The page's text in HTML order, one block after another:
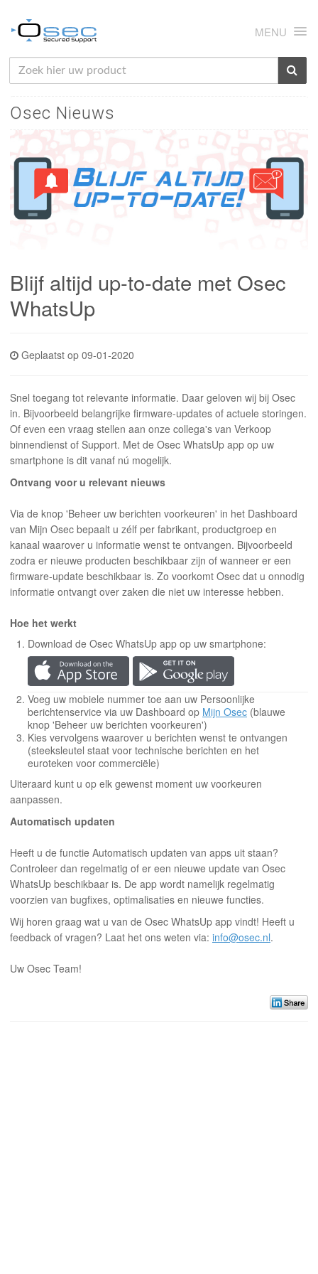
MENU
HOME
OVER ONS
PRODUCTEN
SUPPORT
CONTACT
INLOGGEN
Osec Nieuws
Blijf altijd up-to-date met Osec
WhatsUp
Geplaatst op 09-01-2020
Snel toegang tot relevante informatie. Daar geloven wij bij Osec
in. Bijvoorbeeld belangrijke firmware-updates of actuele storingen.
Of even een vraag stellen aan onze collega's van Verkoop
binnendienst of Support. Met de Osec WhatsUp app op uw
smartphone is dit vanaf nú mogelijk.
Ontvang voor u relevant nieuws
Via de knop 'Beheer uw berichten voorkeuren' in het Dashboard
van Mijn Osec bepaalt u zélf per fabrikant, productgroep en
kanaal waarover u informatie wenst te ontvangen. Bijvoorbeeld
zodra er nieuwe producten beschikbaar zijn of wanneer er een
firmware-update beschikbaar is. Zo voorkomt Osec dat u onnodig
informatie ontvangt over zaken die niet uw interesse hebben.
Hoe het werkt
Download de Osec WhatsUp app op uw smartphone:
Voeg uw mobiele nummer toe aan uw Persoonlijke
berichtenservice via uw Dashboard op Mijn Osec (blauwe
knop 'Beheer uw berichten voorkeuren')
Kies vervolgens waarover u berichten wenst te ontvangen
(steeksleutel staat voor technische berichten en het
euroteken voor commerciële)
Uiteraard kunt u op elk gewenst moment uw voorkeuren
aanpassen.
Automatisch updaten
Heeft u de functie Automatisch updaten van apps uit staan?
Controleer dan regelmatig of er een nieuwe update van Osec
WhatsUp beschikbaar is. De app wordt namelijk regelmatig
voorzien van bugfixes, optimalisaties en nieuwe functies.
Wij horen graag wat u van de Osec WhatsUp app vindt! Heeft u
feedback of vragen? Laat het ons weten via: info@osec.nl.
Uw Osec Team!